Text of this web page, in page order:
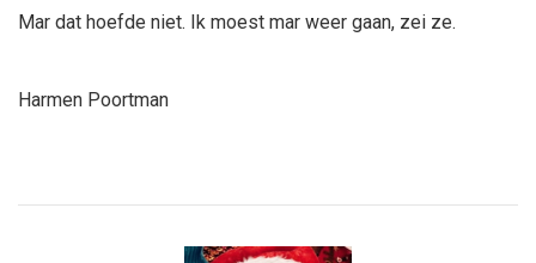
Mar dat hoefde niet. Ik moest mar weer gaan, zei ze.
Harmen Poortman